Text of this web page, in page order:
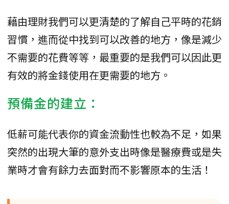
藉由理財我們可以更清楚的了解自己平時的花銷
習慣，進而從中找到可以改善的地方，像是減少
不需要的花費等等，最重要的是我們可以因此更
有效的將金錢使用在更需要的地方。
預備金的建立：
低薪可能代表你的資金流動性也較為不足，如果
突然的出現大筆的意外支出時像是醫療費或是失
業時才會有餘力去面對而不影響原本的生活！